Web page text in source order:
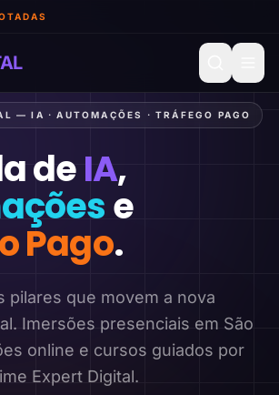
— IA · AUTOMAÇÕES · TRÁFEGO PAGO
deIA,
e
Pago.
pilares que movem a nova
Imersões presenciais em São
online e cursos guiados por
Expert Digital.